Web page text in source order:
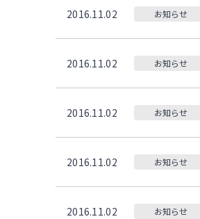
2016.11.02 お知らせ
2016.11.02 お知らせ
2016.11.02 お知らせ
2016.11.02 お知らせ
2016.11.02 お知らせ